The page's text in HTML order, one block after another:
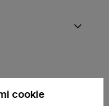
cookie